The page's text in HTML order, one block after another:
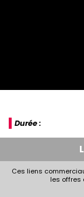
Durée :
Ces liens
les offres